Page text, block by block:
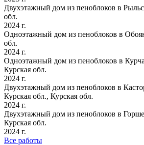
Двухэтажный дом из пеноблоков в
обл.
2024 г.
Одноэтажный дом из пеноблоков в
обл.
2024 г.
Одноэтажный дом из пеноблоков в
Курская обл.
2024 г.
Двухэтажный дом из пеноблоков в
Курская обл., Курская обл.
2024 г.
Двухэтажный дом из пеноблоков в
Курская обл.
2024 г.
Все работы